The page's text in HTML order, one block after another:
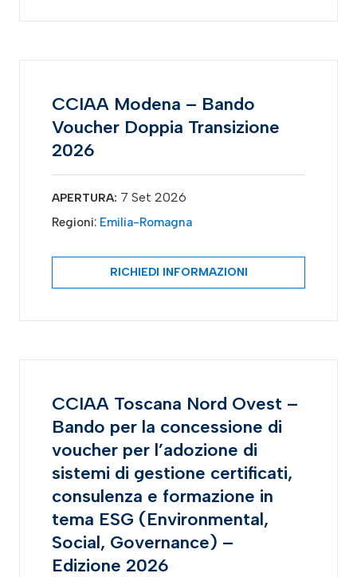
CCIAA Modena – Bando
Voucher Doppia Transizione
2026
APERTURA: 7 Set 2026
Regioni: Emilia-Romagna
RICHIEDI INFORMAZIONI
CCIAA Toscana Nord Ovest –
Bando per la concessione di
voucher per l’adozione di
sistemi di gestione certificati,
consulenza e formazione in
tema ESG (Environmental,
Social, Governance) –
Edizione 2026